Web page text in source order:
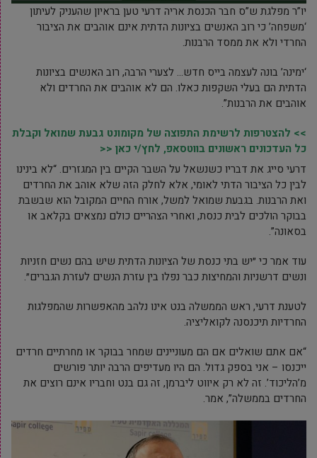
יו”ר מפלגת ש”ס חבר הכנסת אריה דרעי טען בראיון שהעניק לעיתון
‘משפחה’ כי רוב האנשים בציונות הדתית אינם אוהבים את הציבור
החרדי ולא את ממסד הרבנות.
‘ימינה’ בונה לעצמה בייס חדש… לצערי הרבה, רוב האנשים בציונות
הדתית הם בעלי השקפות כאלו. הם לא אוהבים את החרדים ולא
אוהבים את הרבנות”.
>> להצטרפות לרשימת התפוצה של מקומונט גבעת שמואל וקבלת
כל העדכונים ראשונים בווטסאפ, לחץ/י כאן <<
דרעי סייג את דבריו כשנשאל על השבר הקיים בין המגזרים. “לא בינינו
לבין כל הציבור הדתי לאומי, אלא לחלק הזה שלא אוהב את החרדים
ואת הרבנות. בגבעת שמואל למשל, אורח החיים המקובל הוא שבשבת
בבוקר הולכים לבית כנסת, ואחרי הצהריים כולם נמצאים בקלאב או
בסאונה”.
עוד אמר כי ״יש בתי כנסת של הציונות הדתית שיש בהם נשים חזניות
ונשים דרשניות והמחיצות כבר נפלו בין עזרת הנשים לעזרת הגברים״.
לטענת דרעי, ראש הממשלה בנט אינו נלהב מהאפשרות שהמפלגות
החרדיות תיכנסנה לקואליציה.
“אם אתם שואלים אם הם מעוניינים שמחר בבוקר או מחרתיים חרדים
ייכנסו – אני בספק גדול. הם היו מעדיפים הרבה יותר פורשים
מ’הליכוד’. זה לא רק איווט ליברמן, זה גם בנט וחבריו אינם רוצים את
החרדים בממשלה”, אמר.